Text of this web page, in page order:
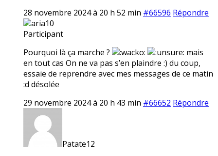
28 novembre 2024 à 20 h 52 min #66596 Répondre
aria10
Participant
Pourquoi là ça marche ?
mais
en tout cas On ne va pas s’en plaindre :) du coup,
essaie de reprendre avec mes messages de ce matin
:d désolée
29 novembre 2024 à 20 h 43 min #66652 Répondre
Patate12